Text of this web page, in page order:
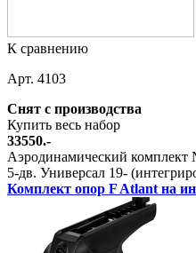
К сравнению
Арт. 4103
Снят с производства
Купить весь набор
33550.-
Аэродинамический
5-дв. Универсал 19-
Комплект опор F Atlant на